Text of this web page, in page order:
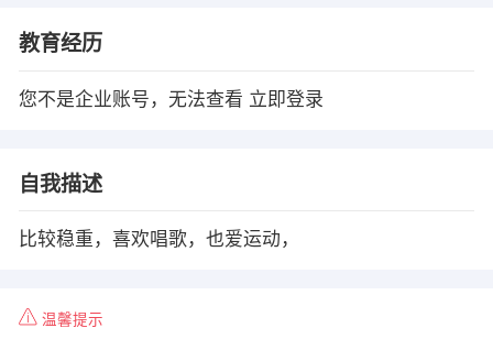
教育经历
您不是企业账号，无法查看 立即登录
自我描述
比较稳重，喜欢唱歌，也爱运动，
温馨提示